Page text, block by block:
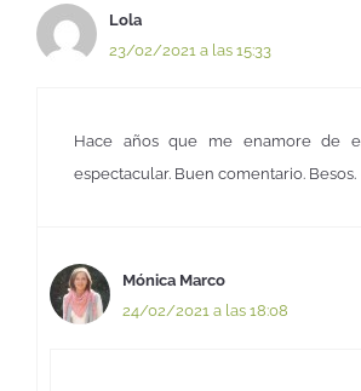
Lola
23/02/2021 a las 15:33
Hace años que me enamore de
espectacular. Buen comentario. Besos.
Mónica Marco
24/02/2021 a las 18:08